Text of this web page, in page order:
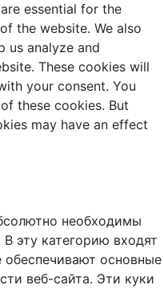
essential for the
the website. We also
us analyze and
These cookies will
your consent. You
these cookies. But
may have an effect
необходимы
эту категорию входят
основные
веб-сайта. Эти куки